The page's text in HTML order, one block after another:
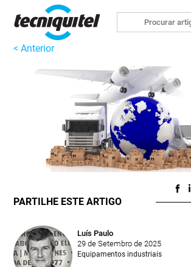
< Anterior
PARTILHE ESTE ARTIGO
Luís Paulo
29 de Setembro de 2025
Equipamentos industriais